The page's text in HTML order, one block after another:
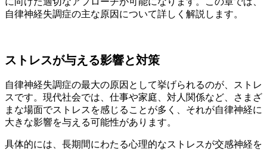
自律神経失調症の主な原因について詳しく解説します。
ストレスが与える影響と対策
自律神経失調症の最大の原因として挙げられるのが、ストレ
スです。現代社会では、仕事や家庭、対人関係など、さまざ
まな場面でストレスを感じることが多く、それが自律神経に
大きな影響を与える可能性があります。
具体的には、長期間にわたる心理的なストレスが交感神経を